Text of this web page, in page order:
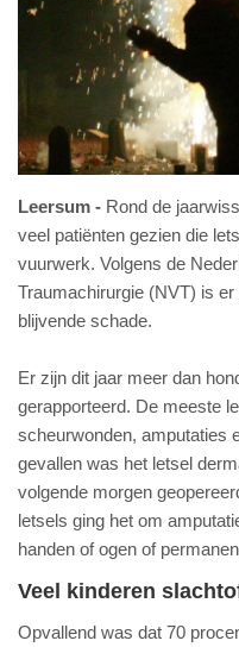
Leersum
Rond de
veel patiënten gezien die
vuurwerk. Volgens de
Traumachirurgie (NVT) is
blijvende schade.
Er zijn dit jaar meer dan
gerapporteerd. De meeste
scheurwonden, amputaties
gevallen was het letsel
volgende morgen
letsels ging het om
handen of ogen of
Veel kinderen
Opvallend was dat 70